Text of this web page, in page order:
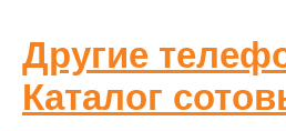
Другие
Каталог